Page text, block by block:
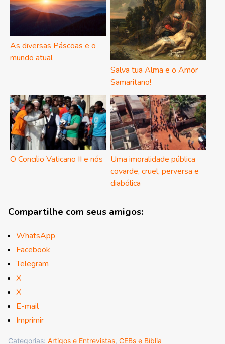
As diversas Páscoas e o
mundo atual
Salva tua Alma e o Amor
Samaritano!
O Concílio Vaticano II e nós
Uma imoralidade pública
covarde, cruel, perversa e
diabólica
Compartilhe com seus amigos:
WhatsApp
Facebook
Telegram
X
X
E-mail
Imprimir
Categorias: Artigos e Entrevistas, CEBs e Bíblia